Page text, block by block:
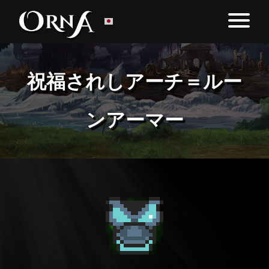
祝福されしアーチ＝ルー
ンアーマー